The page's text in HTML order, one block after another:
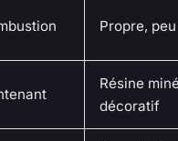
Propre,
Résine
décoratif